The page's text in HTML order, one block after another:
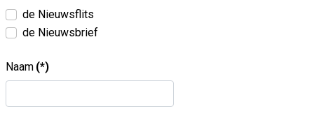
de Nieuwsflits
de Nieuwsbrief
Naam (*)